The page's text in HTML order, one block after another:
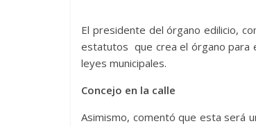
El presidente del órgano edilicio,
estatutos que crea el órgano para
leyes municipales.
Concejo en la calle
Asimismo, comentó que esta será